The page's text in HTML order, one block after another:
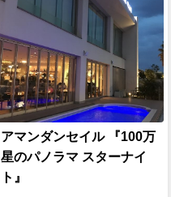
アマンダンセイル 『100万
星のパノラマ スターナイ
ト』